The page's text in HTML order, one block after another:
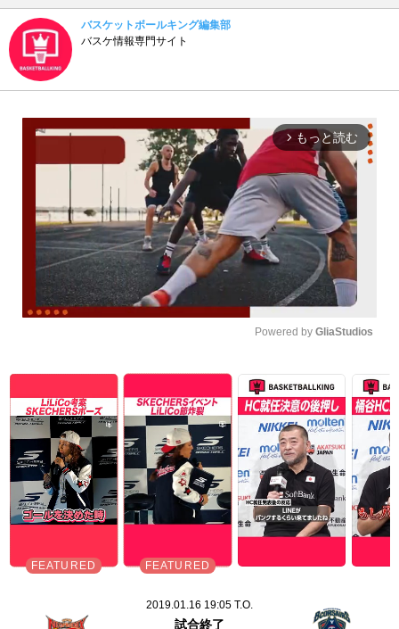
バスケットボールキング編集部
バスケ情報専門サイト
arrow_forward_ios もっと読む
Powered by GliaStudios
2019.01.16 19:05 T.O.
試合終了